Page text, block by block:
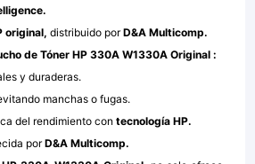
original, distribuido porD&A Multicomp.
de Tóner HP 330A W1330A Original :
y duraderas.
manchas o fugas.
del rendimiento con tecnología HP.
porD&A Multicomp.